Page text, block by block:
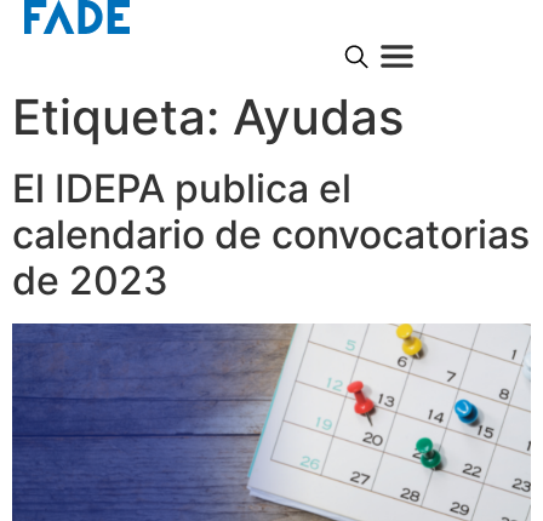
Etiqueta: Ayudas
El IDEPA publica el
calendario de convocatorias
de 2023